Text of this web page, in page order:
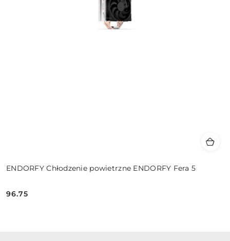
ENDORFY Chłodzenie powietrzne ENDORFY Fera 5
Cena:
96.75